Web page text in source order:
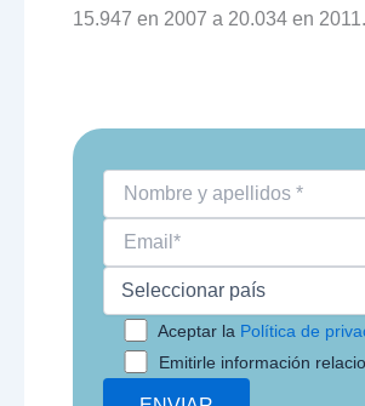
15.947 en 2007 a 20.034 en 2011.
Aceptar la Política de
Emitirle información